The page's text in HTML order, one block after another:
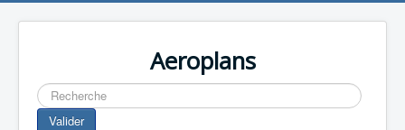
Aeroplans
Rechercher
Valider